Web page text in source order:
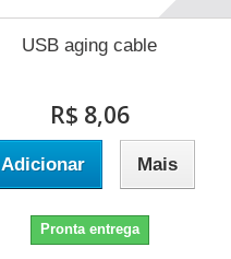
USB aging cable
R$ 8,06
Adicionar Mais
Pronta entrega